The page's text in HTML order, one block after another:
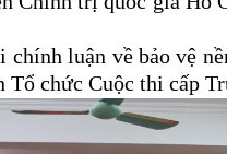
chính luận về bảo vệ
chức Cuộc thi cấp